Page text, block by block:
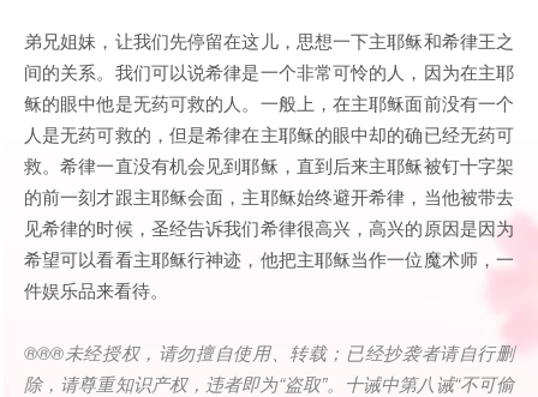
弟兄姐妹，让我们先停留在这儿，思想一下主耶稣和希律王之
间的关系。我们可以说希律是一个非常可怜的人，因为在主耶
稣的眼中他是无药可救的人。一般上，在主耶稣面前没有一个
人是无药可救的，但是希律在主耶稣的眼中却的确已经无药可
救。希律一直没有机会见到耶稣，直到后来主耶稣被钉十字架
的前一刻才跟主耶稣会面，主耶稣始终避开希律，当他被带去
见希律的时候，圣经告诉我们希律很高兴，高兴的原因是因为
希望可以看看主耶稣行神迹，他把主耶稣当作一位魔术师，一
件娱乐品来看待。
®®®未经授权，请勿擅自使用、转载；已经抄袭者请自行删
除，请尊重知识产权，违者即为“盗取”。十诫中第八诫“不可偷